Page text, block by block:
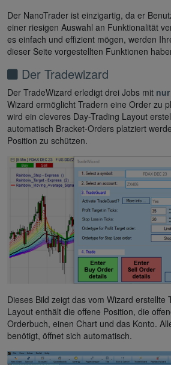
Der NanoTrader ist einzigartig, da er
einer riesigen Auswahl an Funktionalität
es einfach und effizient mögen, werden
dieser Seite vorgestellten Funktionen
Der Tradewizard
Der TradeWizard erledigt drei Jobs mit
Wizard ermöglicht Tradern eine Order zu
wird ein cleveres Day-Trading Layout
automatisch Bracket-Orders platziert
Position zu schützen.
Dieses Bild zeigt das vom Wizard erstellte
Layout enthält die offene Position, die
Orderbuch, einen Chart und das Konto.
benötigt, öffnet sich automatisch.